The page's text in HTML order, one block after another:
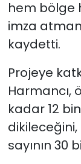
hem bölge
imza
kaydetti.
Projeye
Harmancı,
kadar 12
sayının 30